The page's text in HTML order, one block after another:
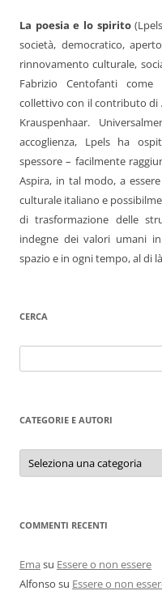
La poesia e lo spirito
società, democratico,
rinnovamento culturale,
Fabrizio Centofanti
collettivo con il contributo di
Krauspenhaar.
accoglienza, Lpels ha
spessore – facilmente
Aspira, in tal modo, a
culturale italiano e
di trasformazione delle
indegne dei valori umani
spazio e in ogni tempo, al di
CERCA
per:
CATEGORIE E AUTORI
Categorie
autori
COMMENTI RECENTI
Ema su Essere o non essere
Alfonso su Essere o non